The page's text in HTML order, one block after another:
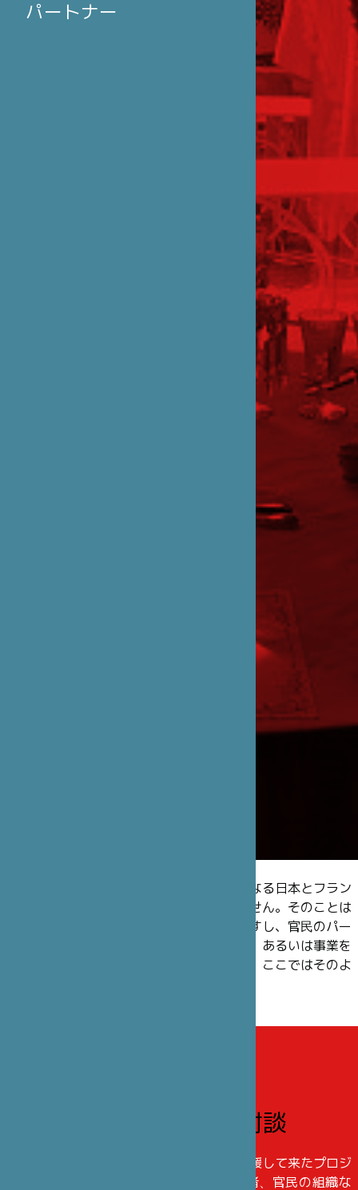
パートナー
笹川日仏財団は息の長い交流や出会いからなる日本とフラン
スのヒューマンアドベンチャーに他なりません。そのことは
理事やスタッフの構成にも反映されていますし、官民のパー
トナーたちと長年かけて結んできた堅い絆、あるいは事業を
実施する人たちの多様性にも現れています。ここではそのよ
インタビュー・対談
笹川日仏財団は、公益活動の一環として支援して来たプロジ
ェクトを通じ、アーティスト、事業発案者、官民の組織な